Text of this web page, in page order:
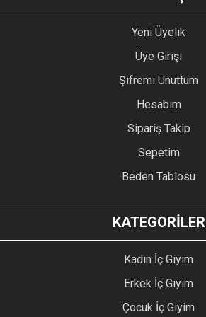
Yeni Üyelik
Üye Girişi
Şifremi Unuttum
Hesabım
Sipariş Takip
Sepetim
Beden Tablosu
KATEGORİLER
Kadın İç Giyim
Erkek İç Giyim
Çocuk İç Giyim